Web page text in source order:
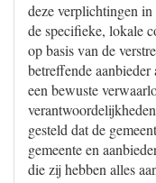
deze verplichtingen
de specifieke, lokale
op basis van de
betreffende aanbieder
een bewuste
gesteld dat de
gemeente en
die zij hebben alles